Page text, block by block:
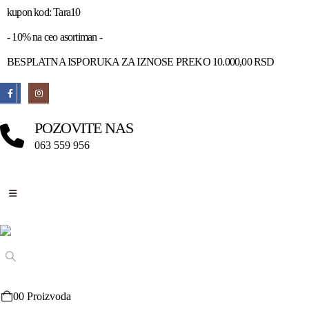
kupon kod: Tara10
- 10% na ceo asortiman -
BESPLATNA ISPORUKA ZA IZNOSE PREKO 10.000,00 RSD
POZOVITE NAS
063 559 956
00 Proizvoda